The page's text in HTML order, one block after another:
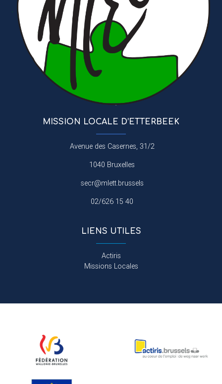
MISSION LOCALE D’ETTERBEEK
Avenue des Casernes, 31/2
1040 Bruxelles
secr@mlett.brussels
02/626 15 40
LIENS UTILES
Actiris
Missions Locales